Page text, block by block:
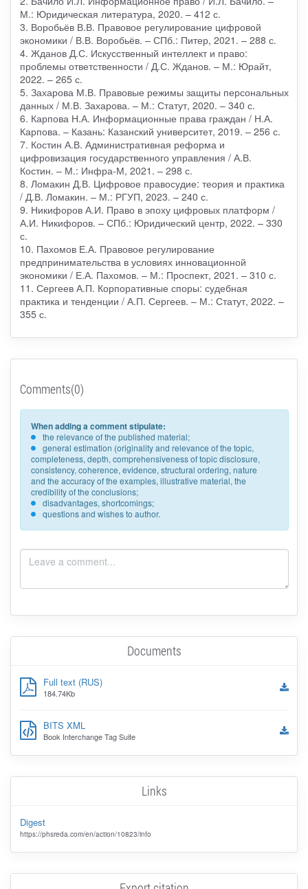
М.: Юридическая литература, 2020. – 412 с.
3. Воробьёв В.В. Правовое регулирование цифровой
экономики / В.В. Воробьёв. – СПб.: Питер, 2021. – 288 с.
4. Жданов Д.С. Искусственный интеллект и право:
проблемы ответственности / Д.С. Жданов. – М.: Юрайт,
2022. – 265 с.
5. Захарова М.В. Правовые режимы защиты персональных
данных / М.В. Захарова. – М.: Статут, 2020. – 340 с.
6. Карпова Н.А. Информационные права граждан / Н.А.
Карпова. – Казань: Казанский университет, 2019. – 256 с.
7. Костин А.В. Административная реформа и
цифровизация государственного управления / А.В.
Костин. – М.: Инфра-М, 2021. – 298 с.
8. Ломакин Д.В. Цифровое правосудие: теория и практика
/ Д.В. Ломакин. – М.: РГУП, 2023. – 240 с.
9. Никифоров А.И. Право в эпоху цифровых платформ /
А.И. Никифоров. – СПб.: Юридический центр, 2022. – 330
с.
10. Пахомов Е.А. Правовое регулирование
предпринимательства в условиях инновационной
экономики / Е.А. Пахомов. – М.: Проспект, 2021. – 310 с.
11. Сергеев А.П. Корпоративные споры: судебная
практика и тенденции / А.П. Сергеев. – М.: Статут, 2022. –
355 с.
Comments(0)
When adding a comment stipulate:
the relevance of the published material;
general estimation (originality and relevance of the topic,
completeness, depth, comprehensiveness of topic disclosure,
consistency, coherence, evidence, structural ordering, nature
and the accuracy of the examples, illustrative material, the
credibility of the conclusions;
disadvantages, shortcomings;
questions and wishes to author.
Documents
Full text (RUS)
184.74Kb
BITS XML
Book Interchange Tag Suite
Links
Digest
https://phsreda.com/en/action/10823/info